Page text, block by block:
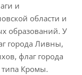
и
области и
образований. У
города Ливны,
флаг города
типа Кромы.